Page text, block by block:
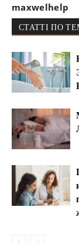
maxwelhelp
СТАТТІ ПО